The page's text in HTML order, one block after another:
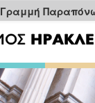
Γραμμή